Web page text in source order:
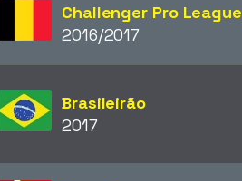
Challenger Pro League
2016/2017
Brasileirão
2017